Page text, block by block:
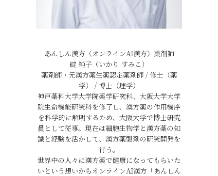
あんしん漢方（オンラインAI漢方）薬剤師
碇 純子（いかり すみこ）
薬剤師・元漢方薬生薬認定薬剤師 / 修士（薬
学） / 博士（理学）
神戸薬科大学大学院薬学研究科、大阪大学大学
院生命機能研究科を修了し、漢方薬の作用機序
を科学的に解明するため、大阪大学で博士研究
員として従事。現在は細胞生物学と漢方薬の知
識と経験を活かして、漢方薬製剤の研究開発を
行う。
世界中の人々に漢方薬で健康になってもらいた
いという想いからオンラインAI漢方「あんしん